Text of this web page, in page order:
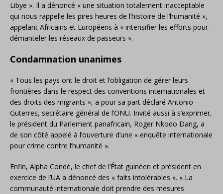
Libye ». Il a dénoncé « une situation totalement inacceptable
qui nous rappelle les pires heures de l’histoire de l’humanité »,
appelant Africains et Européens à « intensifier les efforts pour
démanteler les réseaux de passeurs ».
Condamnation unanimes
« Tous les pays ont le droit et l’obligation de gérer leurs
frontières dans le respect des conventions internationales et
des droits des migrants », a pour sa part déclaré Antonio
Guterres, secrétaire général de l’ONU. Invité aussi à s’exprimer,
le président du Parlement panafricain, Roger Nkodo Dang, a
de son côté appelé à l’ouverture d’une « enquête internationale
pour crime contre l’humanité ».
Enfin, Alpha Condé, le chef de l’État guinéen et président en
exercice de l’UA a dénoncé des « faits intolérables ». « La
communauté internationale doit prendre des mesures